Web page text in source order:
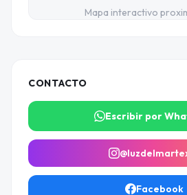
Mapa interactivo
CONTACTO
Escribir por
Facebook